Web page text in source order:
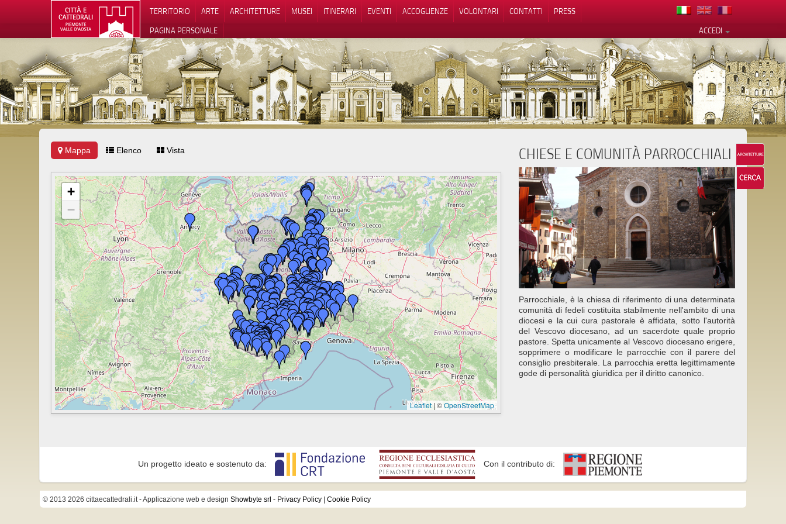
TERRITORIO ARTE ARCHITETTURE MUSEI ITINERARI EVENTI ACCOGLIENZE VOLONTARI CONTATTI
PRESS
ACCEDI
PAGINA PERSONALE
Mappa Elenco Vista
+
−
Leaflet | ©OpenStreetMap
CHIESE E COMUNITÀ PARROCCHIALI
Parrocchiale, è la chiesa di riferimento di una determinata
comunità di fedeli costituita stabilmente nell'ambito di una
diocesi e la cui cura pastorale è affidata, sotto l'autorità
del Vescovo diocesano, ad un sacerdote quale proprio
pastore. Spetta unicamente al Vescovo diocesano erigere,
sopprimere o modificare le parrocchie con il parere del
consiglio presbiterale. La parrocchia eretta legittimamente
gode di personalità giuridica per il diritto canonico.
Un progetto ideato e sostenuto da: Con il contributo di:
© 2013 2026 cittaecattedrali.it- Applicazione web e design Showbyte srl - Privacy Policy Cookie Policy
Le tue preferenze relative alla privacy